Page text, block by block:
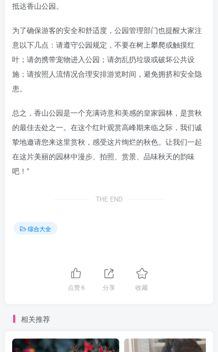
抵达香山公园。
为了确保游客的安全和舒适度，公园管理部门也提醒大家注
意以下几点：请遵守公园规定，不要在树上攀爬或触摸红
叶；请勿携带宠物进入公园；请勿乱扔垃圾或破坏公共设
施；请按照人流情况合理安排游览时间，避免拥挤和安全隐
患。
总之，香山公园是一个充满诗意和美感的皇家园林，是赏秋
的最佳去处之一。在这个红叶观赏高峰期来临之际，我们诚
挚地邀请您来这里赏秋，感受这片绚烂的秋色。让我们一起
在这片美丽的园林中漫步、拍照、赏景、品味秋天的韵味
吧！”
THE END
综合大全
点赞6 分享 收藏
相关推荐